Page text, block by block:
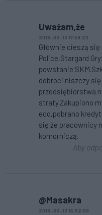
Uważam,że
2018-03-13 17:59:23
Głównie cieszą
Police,Stargard
powstanie
dobroci niszczy
przedsiębiorstwa
straty.Zakupiono
eco,pobrano
się że pracownicy
komorniczą.
Aby
@Masakra
2018-03-13 15:52:50